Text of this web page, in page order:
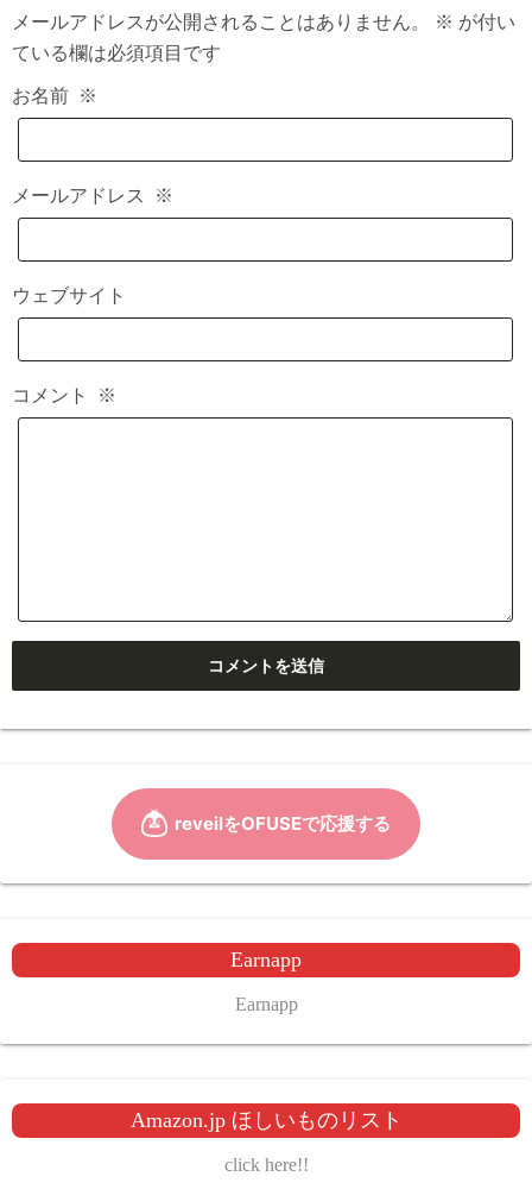
メールアドレスが公開されることはありません。 ※ が付い
ている欄は必須項目です
お名前 ※
メールアドレス ※
ウェブサイト
コメント ※
Earnapp
Earnapp
Amazon.jp ほしいものリスト
click here!!